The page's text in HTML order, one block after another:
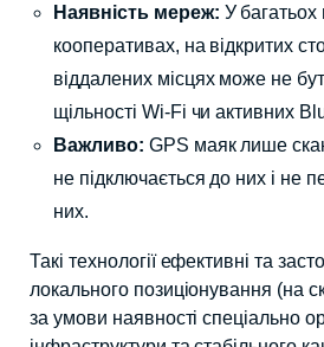
Наявність мереж: У
кооперативах, на відкритих
віддалених місцях може не
щільності Wi-Fi чи активних
Важливо: GPS маяк лише
не підключається до них і не
них.
Такі технології ефективні та
локального позиціонування (на
за умови наявності спеціально